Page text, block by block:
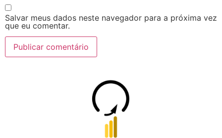
Salvar meus dados neste navegador para a próxima vez
que eu comentar.